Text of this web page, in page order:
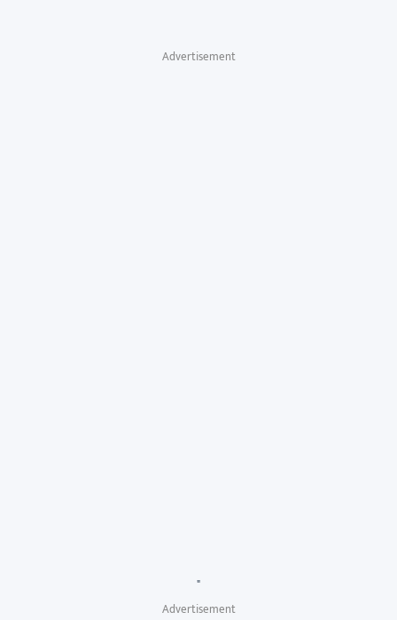
Advertisement
"
Advertisement